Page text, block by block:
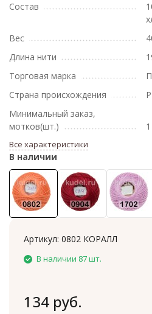
Состав
Вес
Длина нити
Торговая марка
Страна происхождения
Минимальный заказ,
мотков(шт.)
1
Все характеристики
В наличии
Артикул: 0802 КОРАЛЛ
В наличии 87 шт.
134 руб.